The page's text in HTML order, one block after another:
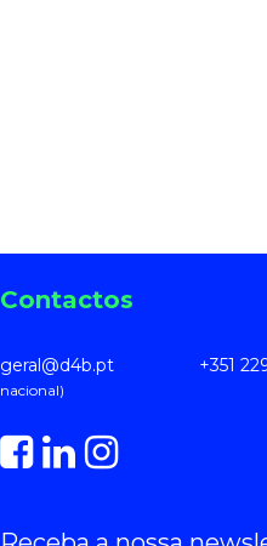
Contactos
geral@d4b.pt ​+351
nacional)